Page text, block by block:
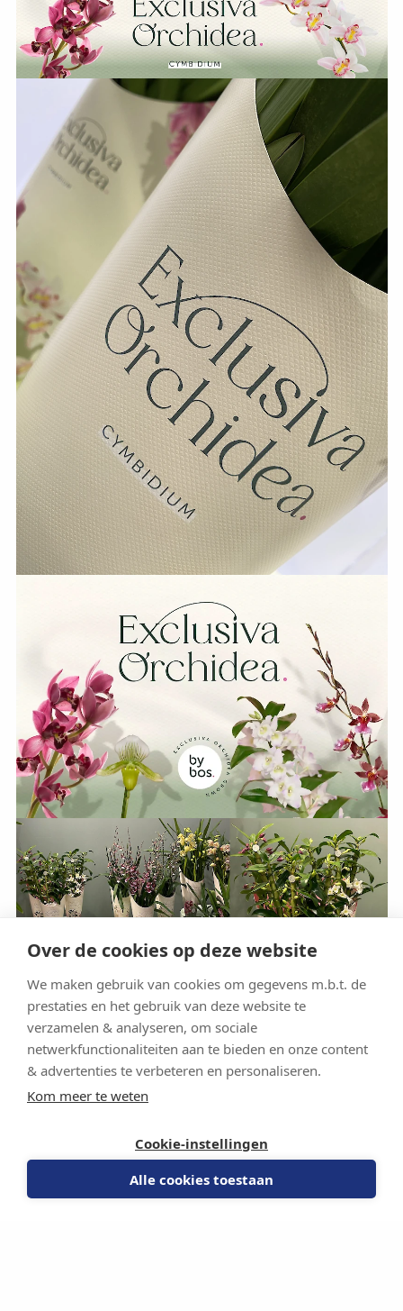
EXCLUSIVA ORCHIDEA BRANDING
In opdracht van |BOS. flowers en orchids
designkaders, branddesign (logo en uitstraling), stijlgids,
ontwerp, beursstand uitstraling en fotografie concept.
Over de cookies op deze website
We maken gebruik van cookies om gegevens m.b.t. de
prestaties en het gebruik van deze website te
verzamelen & analyseren, om sociale
netwerkfunctionaliteiten aan te bieden en onze content
& advertenties te verbeteren en personaliseren.
Kom meer te weten
Cookie-instellingen
Alle cookies toestaan